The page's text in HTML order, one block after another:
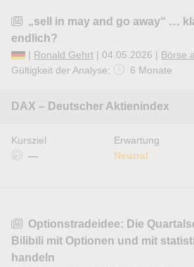
„sell in may and go away“ …
endlich?
| Ronald Gehrt | 04.05.2026 | Börse
Gültigkeit der Analyse:
6 Monate
DAX – Deutscher Aktienindex
Kursziel
—
Erwartung
Neutral
Optionstradeidee: Die
Bilibili mit Optionen und mit
handeln